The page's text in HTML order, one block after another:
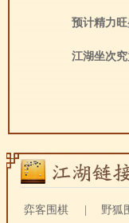
预计精力
江湖坐次
弈客围棋 野狐